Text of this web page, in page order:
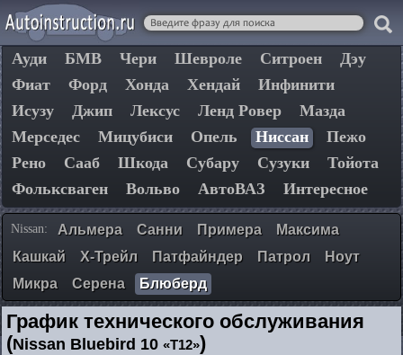
Ауди БМВ Чери Шевроле Ситроен
Дэу
Фиат
Форд Хонда Хендай
Инфинити
Исузу
Джип Лексус Ленд Ровер
Мазда
Мерседес
Мицубиси Опель Ниссан
Пежо
Рено
Сааб Шкода Субару Сузуки
Тойота
Фольксваген
Вольво АвтоВАЗ Интересное
Nissan: Альмера Санни Примера
Максима
Кашкай
Х-Трейл Патфайндер Патрол
Ноут
Микра
Серена Блюберд
График технического обслуживания
(Nissan Bluebird 10 «T12»)